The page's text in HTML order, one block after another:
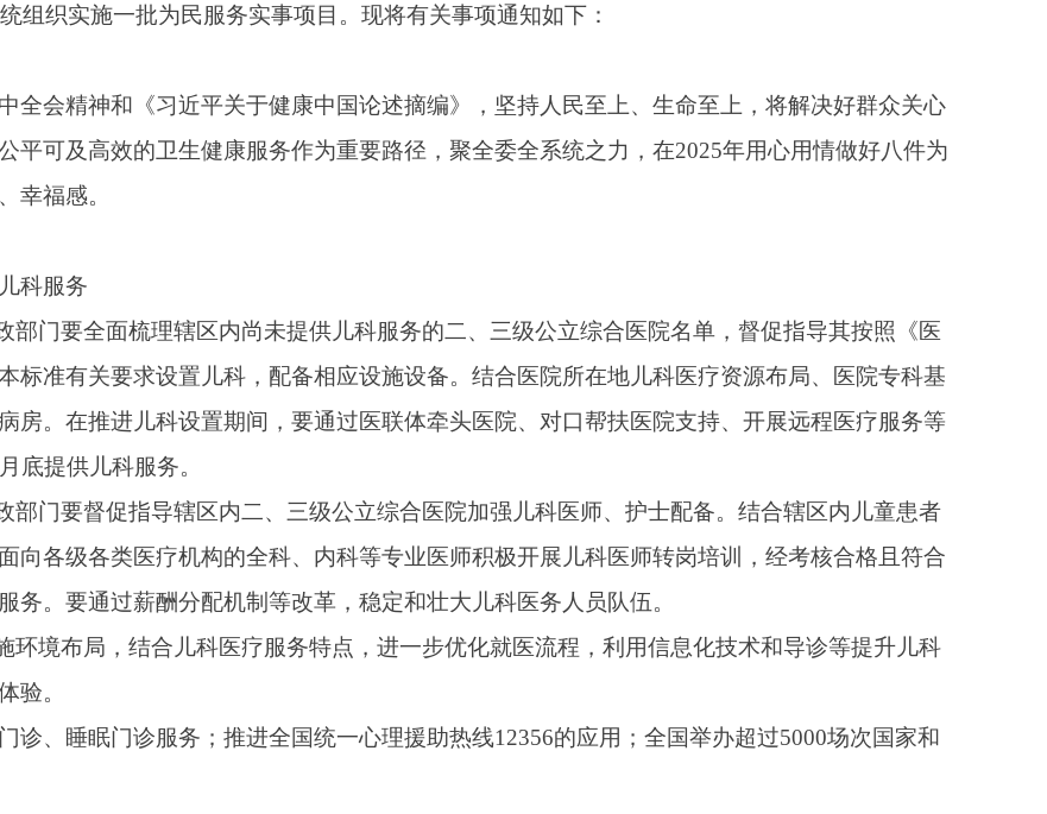
求设置儿科，配备相应设施设备。结合医院所在地儿科医疗资源布局、医院专科基
儿科设置期间，要通过医联体牵头医院、对口帮扶医院支持、开展远程医疗服务等
服务。
指导辖区内二、三级公立综合医院加强儿科医师、护士配备。结合辖区内儿童患者
结合儿科医疗服务特点，进一步优化就医流程，利用信息化技术和导诊等提升儿科
服务；推进全国统一心理援助热线12356的应用；全国举办超过5000场次国家和
医院，直辖市的区县至少有1所医院提供心理门诊、睡眠门诊服务。进一步加大精
人员。充实医疗机构心理咨询人员并加强管理，满足服务需求，保障服务质量。
调有关部门，将辖区内卫生健康行政部门主管的现有心理援助热线号码统一调整
理援助热线的功能。原则上，以设区的市为单位开通心理援助热线，每条心理援助